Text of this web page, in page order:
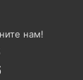
нам!